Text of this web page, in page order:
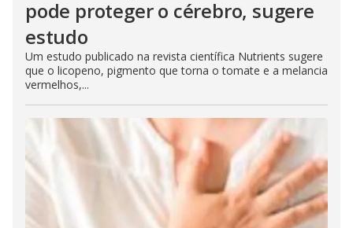
pode proteger o cérebro, sugere
estudo
Um estudo publicado na revista científica Nutrients sugere
que o licopeno, pigmento que torna o tomate e a melancia
vermelhos,...